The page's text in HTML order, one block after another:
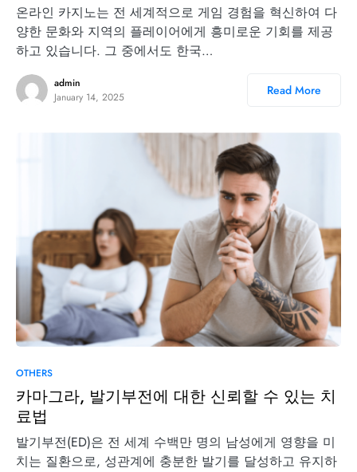
온라인 카지노는 전 세계적으로 게임 경험을 혁신하여 다
양한 문화와 지역의 플레이어에게 흥미로운 기회를 제공
하고 있습니다. 그 중에서도 한국…
admin
January 14, 2025
Read More
OTHERS
카마그라, 발기부전에 대한 신뢰할 수 있는 치
료법
발기부전(ED)은 전 세계 수백만 명의 남성에게 영향을 미
치는 질환으로, 성관계에 충분한 발기를 달성하고 유지하